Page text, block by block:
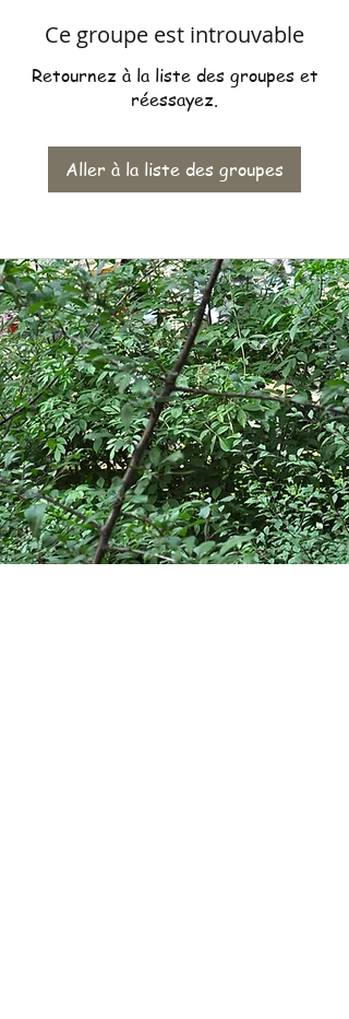
Ce groupe est introuvable
Retournez à la liste des groupes et
réessayez.
Aller à la liste des groupes